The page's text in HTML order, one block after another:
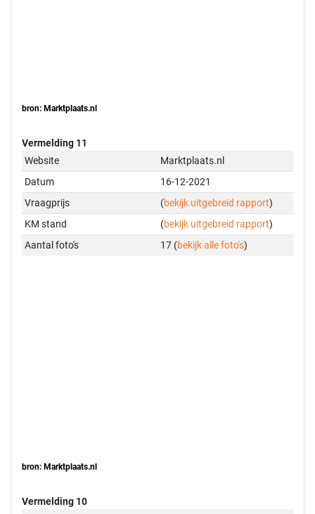
bron: Marktplaats.nl
Vermelding 11
Website
Marktplaats.nl
Datum
16-12-2021
Vraagprijs
(bekijk uitgebreid rapport)
KM stand
(bekijk uitgebreid rapport)
Aantal foto's
17 (bekijk alle foto's)
bron: Marktplaats.nl
Vermelding 10